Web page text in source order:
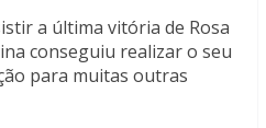
a última vitória de Rosa
conseguiu realizar o seu
para muitas outras